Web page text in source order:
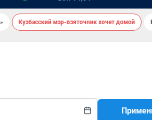
Кузбасский мэр-взяточник хочет домой